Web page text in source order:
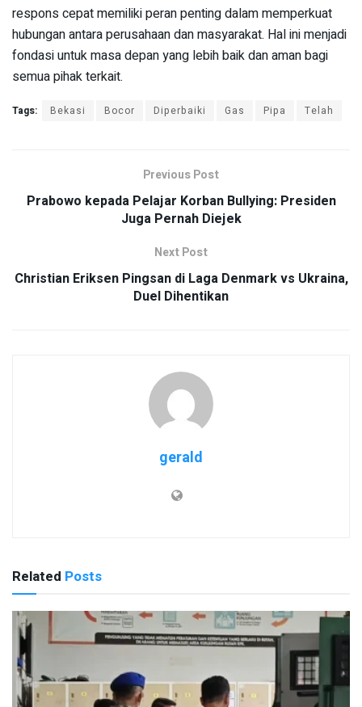
respons cepat memiliki peran penting dalam memperkuat
hubungan antara perusahaan dan masyarakat. Hal ini menjadi
fondasi untuk masa depan yang lebih baik dan aman bagi
semua pihak terkait.
Tags: Bekasi Bocor Diperbaiki Gas Pipa Telah
Previous Post
Prabowo kepada Pelajar Korban Bullying: Presiden
Juga Pernah Diejek
Next Post
Christian Eriksen Pingsan di Laga Denmark vs Ukraina,
Duel Dihentikan
gerald
Related Posts